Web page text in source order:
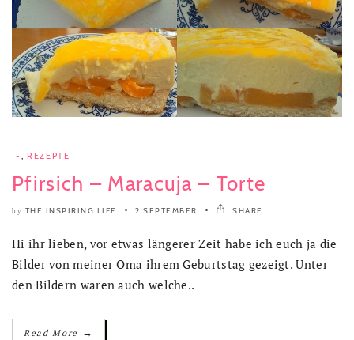
- , REZEPTE
Pfirsich – Maracuja – Torte
by THE INSPIRING LIFE 2 SEPTEMBER SHARE
Hi ihr lieben, vor etwas längerer Zeit habe ich euch ja die
Bilder von meiner Oma ihrem Geburtstag gezeigt. Unter
den Bildern waren auch welche..
Read More →